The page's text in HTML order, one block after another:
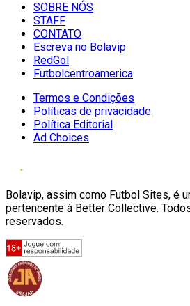
SOBRE NÓS
STAFF
CONTATO
Escreva no Bolavip
RedGol
Futbolcentroamerica
Termos e Condições
Políticas de privacidade
Política Editorial
Ad Choices
Bolavip, assim como Futbol Sites, é
pertencente à Better Collective.
reservados.